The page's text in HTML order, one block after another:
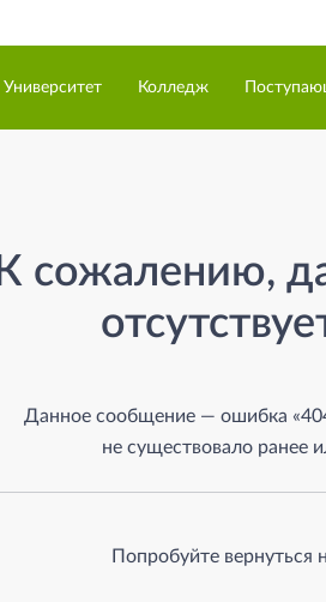
Университет Колледж
К сожалению,
Данное сообщение — ошибка
не существовало ранее
Попробуйте вернуться